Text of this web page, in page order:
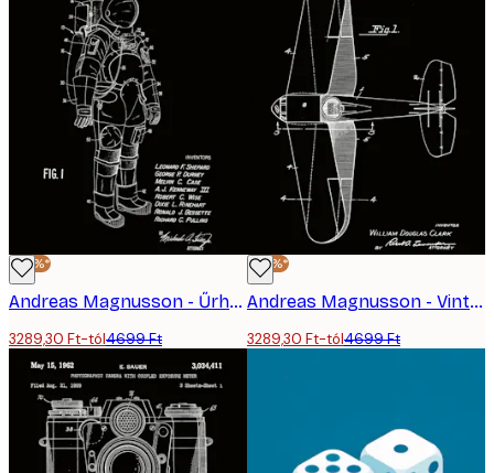
-30%*
Andreas Magnusson - Űrhajós Szabadalmi Rajz Poszter
3289,30 Ft-tól4699 Ft
-30%*
Andreas Magnusson - Vintage Repülőgép Szabadalom Poszter
3289,30 Ft-tól4699 Ft